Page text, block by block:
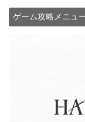
ゲーム攻略メニュ